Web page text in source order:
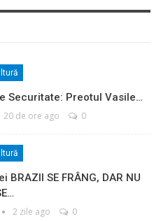
Securitate: Preotul Vasile…
20 de ore ago 0
SE FRÂNG, DAR NU
2 zile ago 0